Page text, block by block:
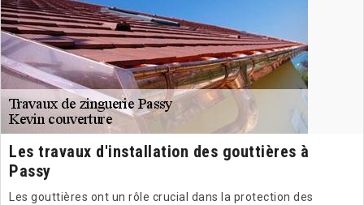
Les travaux d'installation des gouttières à
Passy
Les gouttières ont un rôle crucial dans la protection des